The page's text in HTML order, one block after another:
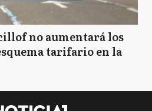
no aumentará los
tarifario en la